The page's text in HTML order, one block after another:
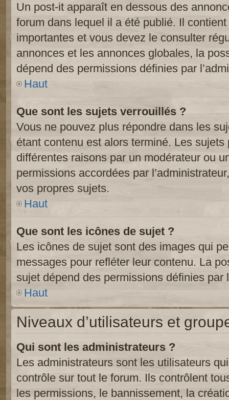
Un post-it apparaît en dessous des
forum dans lequel il a été publié. Il
importantes et vous devez le consulter
annonces et les annonces globales, la
dépend des permissions définies par
Haut
Que sont les sujets verrouillés ?
Vous ne pouvez plus répondre dans les
étant contenu est alors terminé. Les
différentes raisons par un modérateur ou
permissions accordées par
vos propres sujets.
Haut
Que sont les icônes de sujet ?
Les icônes de sujet sont des images qui
messages pour refléter leur contenu. La
sujet dépend des permissions définies par
Haut
Niveaux d’utilisateurs et
Qui sont les administrateurs ?
Les administrateurs sont les utilisateurs
contrôle sur tout le forum. Ils contrôlent
les permissions, le bannissement, la